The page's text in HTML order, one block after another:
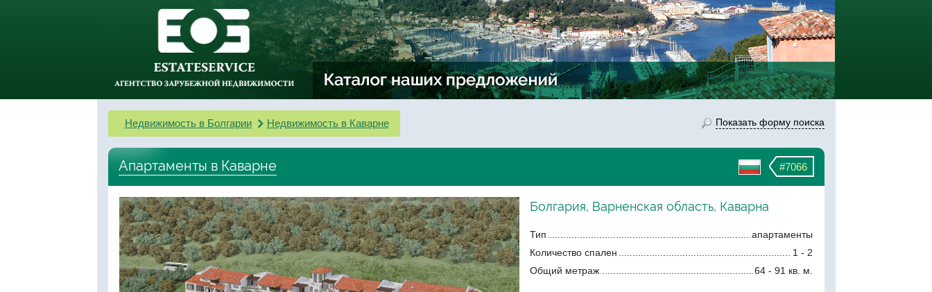
Недвижимость в Болгарии Недвижимость в Каварне Показать форму поиска
#7066
Апартаменты в Каварне
Болгария, Варненская область, Каварна
Тип
апартаменты
Количество спален
1 - 2
Общий метраж
64 - 91 кв. м.